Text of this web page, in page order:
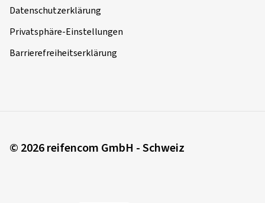
Datenschutzerklärung
Privatsphäre-Einstellungen
Barrierefreiheitserklärung
© 2026 reifencom GmbH - Schweiz